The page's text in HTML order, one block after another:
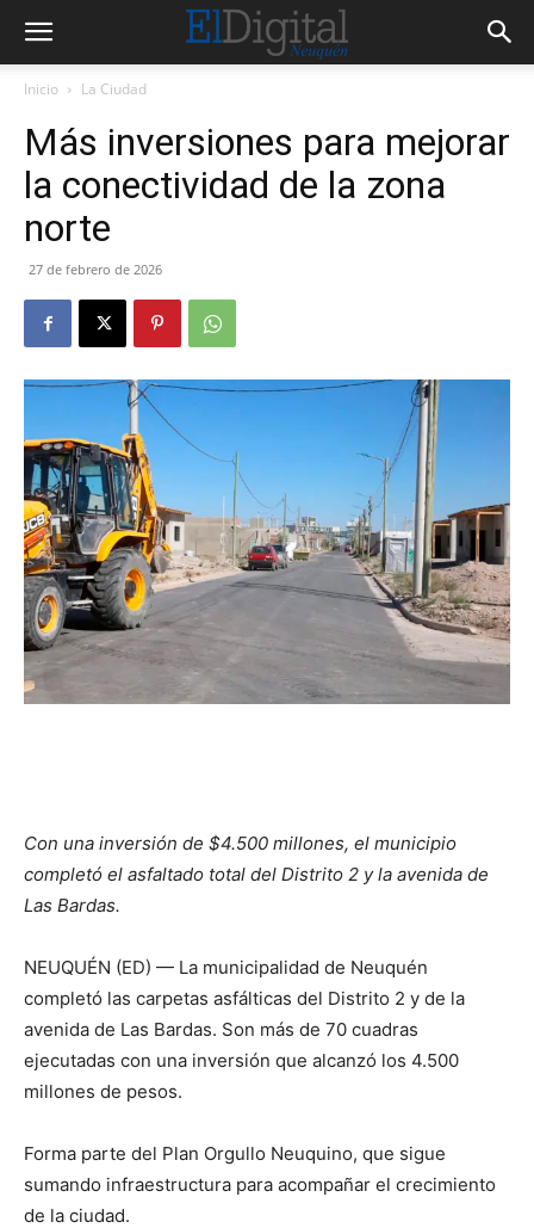
Inicio La Ciudad
Más inversiones para mejorar
la conectividad de la zona
norte
27 de febrero de 2026
Con una inversión de $4.500 millones, el municipio
completó el asfaltado total del Distrito 2 y la avenida de
Las Bardas.
NEUQUÉN (ED) — La municipalidad de Neuquén
completó las carpetas asfálticas del Distrito 2 y de la
avenida de Las Bardas. Son más de 70 cuadras
ejecutadas con una inversión que alcanzó los 4.500
millones de pesos.
Forma parte del Plan Orgullo Neuquino, que sigue
sumando infraestructura para acompañar el crecimiento
de la ciudad.